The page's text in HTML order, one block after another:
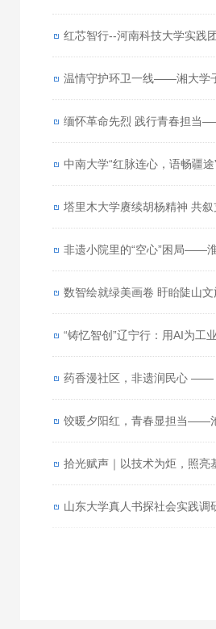
红芯智行--河南科技大学实践
温情守护环卫一线——湘大学
缅怀革命先烈 践行青春担当
中南大学“红脉连心，语畅疆
塔里木大学赓续胡杨精神 共
非遗小院里的“空心”困局——
数智绘就绿美画卷 盱眙陡山
“铸忆智创”辽宁行：用AI为工
药香漫社区，非遗润民心 ——
饺暖夕阳红，青春显担当——
拾光赋声｜以技术为炬，照亮
山东大学真人书探社会实践调